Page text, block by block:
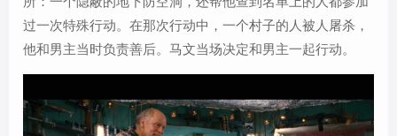
过一次特殊行动。在那次行动中，一个村子的人被人屠杀，
他和男主当时负责善后。马文当场决定和男主一起行动。